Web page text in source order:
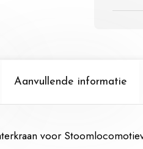
Aanvullende informatie
voor